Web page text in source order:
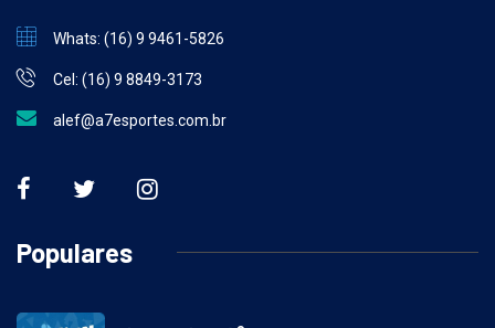
Whats: (16) 9 9461-5826
Cel: (16) 9 8849-3173
alef@a7esportes.com.br
Populares